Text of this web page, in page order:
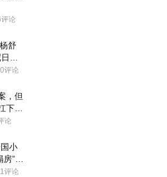
论
舒
利
评论
，但
下去
论
小
”了
评论